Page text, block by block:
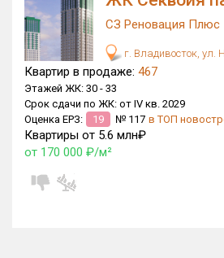
Цена
от
Общая площадь, м²
от
Срок сдачи
от
×ДАП
СЗ Реновация Плюс
г. Владивосток, ул.
Квартир в продаже: 467
Этажей ЖК: 30 - 33
Срок сдачи по ЖК: от IV кв. 2029
Оценка ЕРЗ:
19 № 117 в ТОП
Квартиры от 5.6 млн₽
от 170 000 ₽/м²